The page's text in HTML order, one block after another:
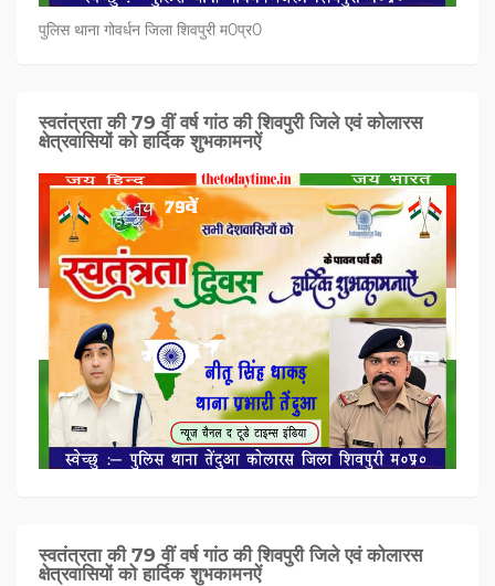
पुलिस थाना गोवर्धन जिला शिवपुरी म0प्र0
स्वतंत्रता की 79 वीं वर्ष गांठ की शिवपुरी जिले एवं कोलारस
क्षेत्रवासियों को हार्दिक शुभकामनऐं
स्वतंत्रता की 79 वीं वर्ष गांठ की शिवपुरी जिले एवं कोलारस
क्षेत्रवासियों को हार्दिक शुभकामनऐं